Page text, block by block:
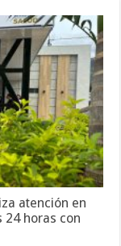
atención en
horas con